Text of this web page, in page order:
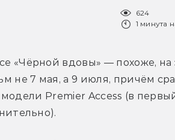
624
1 минута
«Чёрной вдовы» — похоже, на
не 7 мая, а 9 июля, причём
Premier Access (в